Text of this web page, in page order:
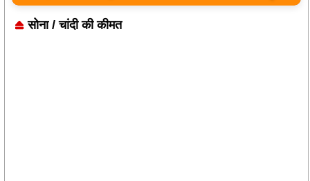
सोना / चांदी की कीमत